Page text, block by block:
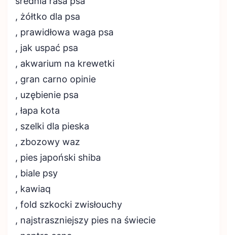
, żółtko dla psa
, prawidłowa waga psa
, jak uspać psa
, akwarium na krewetki
, gran carno opinie
, uzębienie psa
, łapa kota
, szelki dla pieska
, zbozowy waz
, pies japoński shiba
, biale psy
, kawiaq
, fold szkocki zwisłouchy
, najstraszniejszy pies na świecie